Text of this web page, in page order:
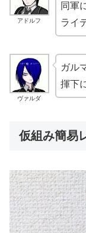
アドルフ
同軍
ライ
ヴァルダ
ガル
揮下
仮組み簡易